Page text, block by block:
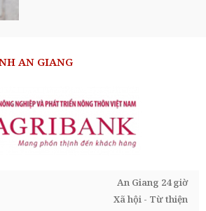
AN GIANG
An Giang 24 giờ
Xã hội - Từ thiện